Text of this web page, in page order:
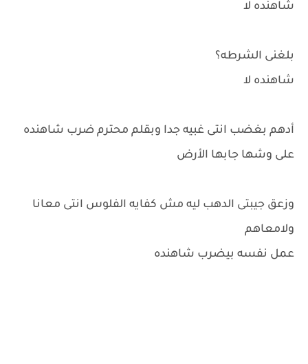
شاهنده لا
بلغنى الشرطه؟
شاهنده لا
أدهم بغضب انتى غبيه جدا وبقلم محترم ضرب شاهنده
على وشها جابها الأرض
وزعق جيبتى الدهب ليه مش كفايه الفلوس انتى معانا
ولامعاهم
عمل نفسه بيضرب شاهنده